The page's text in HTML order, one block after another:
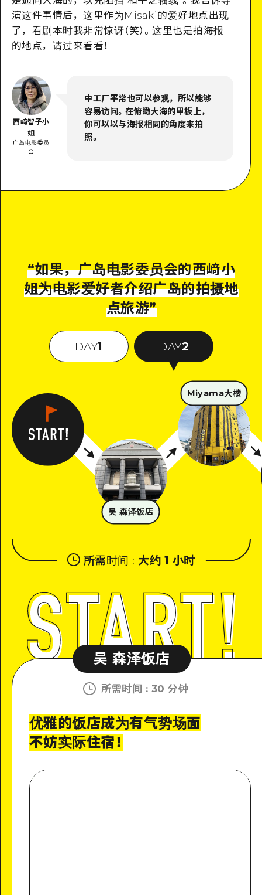
演这件事情后，这里作为Misaki的爱好地点出现
了，看剧本时我非常惊讶（笑）。这里也是拍海报
的地点，请过来看看！
西﨑智子小
姐
广岛电影委员
会
中工厂平常也可以参观，所以能够
容易访问。在俯瞰大海的甲板上，
你可以以与海报相同的角度来拍
照。
“如果，广岛电影委员会的西﨑小
姐为电影爱好者介绍广岛的拍摄地
点旅游”
DAY1 DAY2
吴 森泽饭店
Miyama大楼
所需时间 : 大约 1 小时
吴 森泽饭店
所需时间 : 30 分钟
优雅的饭店成为有气势场面
不妨实际住宿！